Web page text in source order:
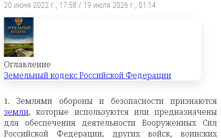
20 июня 2022 г., 17:58 / 19 июля 2026 г., 01:14
Оглавление
Земельный кодекс Российской Федерации
1. Землями обороны и безопасности признаются
земли, которые используются или предназначены
для обеспечения деятельности Вооруженных Сил
Российской Федерации, других войск, воинских